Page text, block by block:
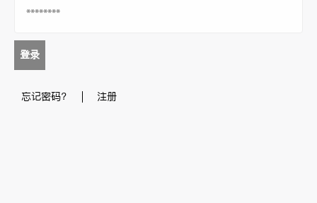
登录
忘记密码？ 注册